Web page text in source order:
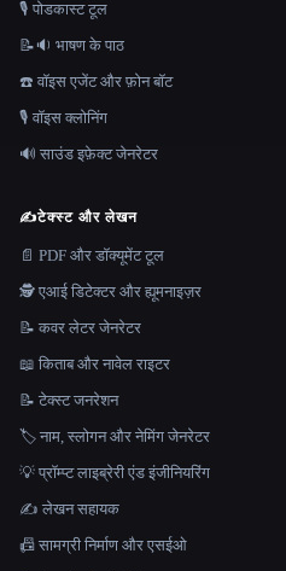
🎙️ पोडकास्ट टूल
📝🔉 भाषण के पाठ
☎️ वॉइस एजेंट और फ़ोन बॉट
🎙️ वॉइस क्लोनिंग
🔊 साउंड इफ़ेक्ट जेनरेटर
✍️टेक्स्ट और लेखन
📄 PDF और डॉक्यूमेंट टूल
🕵️ एआई डिटेक्टर और ह्यूमनाइज़र
📝 कवर लेटर जेनरेटर
📖 किताब और नावेल राइटर
📝 टेक्स्ट जनरेशन
🏷️ नाम, स्लोगन और नेमिंग जेनरेटर
💡 प्रॉम्प्ट लाइब्रेरी एंड इंजीनियरिंग
✍️ लेखन सहायक
📠 सामग्री निर्माण और एसईओ